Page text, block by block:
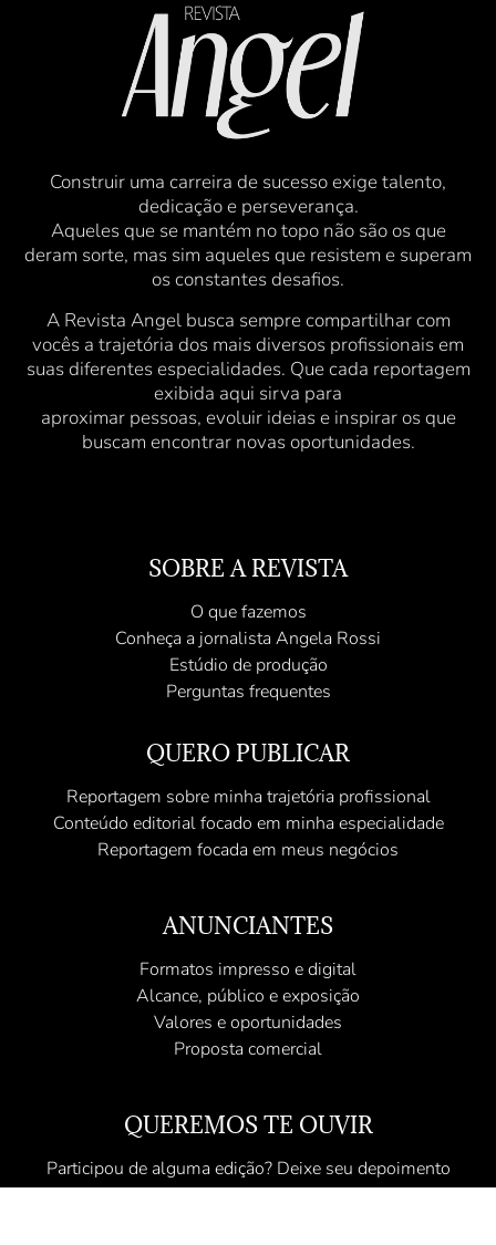
Construir uma carreira de sucesso exige talento,
dedicação e perseverança.
Aqueles que se mantém no topo não são os que
deram sorte, mas sim aqueles que resistem e superam
os constantes desafios.
A Revista Angel busca sempre compartilhar com
vocês a trajetória dos mais diversos profissionais em
suas diferentes especialidades. Que cada reportagem
exibida aqui sirva para
aproximar pessoas, evoluir ideias e inspirar os que
buscam encontrar novas oportunidades.
SOBRE A REVISTA
O que fazemos
Conheça a jornalista Angela Rossi
Estúdio de produção
Perguntas frequentes
QUERO PUBLICAR
Reportagem sobre minha trajetória profissional
Conteúdo editorial focado em minha especialidade
Reportagem focada em meus negócios
ANUNCIANTES
Formatos impresso e digital
Alcance, público e exposição
Valores e oportunidades
Proposta comercial
QUEREMOS TE OUVIR
Participou de alguma edição? Deixe seu depoimento
Participe das nossas pesquisas de opinião